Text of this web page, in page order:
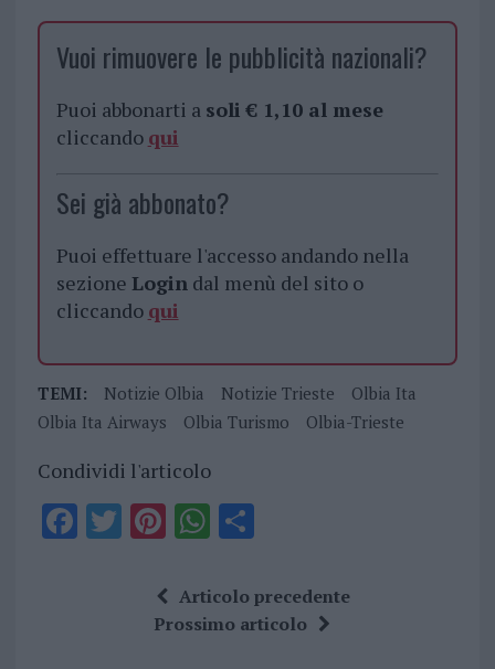
Vuoi rimuovere le pubblicità nazionali?
Puoi abbonarti a soli € 1,10 al mese
cliccando qui
Sei già abbonato?
Puoi effettuare l'accesso andando nella
sezione Logindal menù del sito o
cliccando qui
TEMI: Notizie Olbia Notizie Trieste
Olbia Ita
Olbia Ita Airways
Olbia Turismo Olbia-Trieste
Condividi l'articolo
F T Pi
te
re
W
at
s
S
a
re
Articolo precedente
Prossimo articolo